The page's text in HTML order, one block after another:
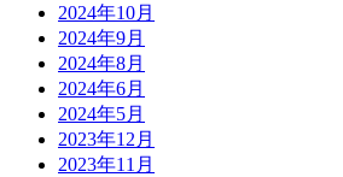
2024年10月
2024年9月
2024年8月
2024年6月
2024年5月
2023年12月
2023年11月